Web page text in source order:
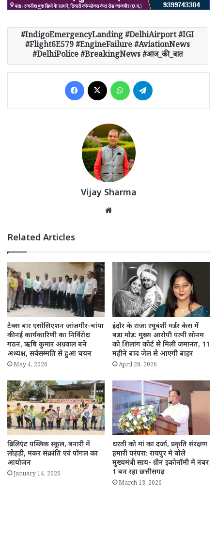
IndigoEmergencyLanding #DelhiAirport #IGI
#Flight6E579 #EngineFailure #AviationNews
#DelhiPolice #BreakingNews #आज_की_बात
Facebook WhatsApp
Vijay Sharma
Related Articles
टैक्स बार एसोसिएशन जांजगीर-चांपा
की नई कार्यकारिणी का निर्विरोध
गठन, ऋषि कुमार अग्रवाल बने
अध्यक्ष, सर्वसम्मति से हुआ चयन
May 4, 2026
इंदौर के राजा रघुवंशी मर्डर केस में
बड़ा मोड़: मुख्य आरोपी पत्नी सोनम
को शिलांग कोर्ट से मिली जमानत, 11
महीने बाद जेल से आएगी बाहर
April 28, 2026
ब्रिलिएंट पब्लिक स्कूल, बनारी में
लोहड़ी, मकर संक्रांति एवं पोंगल का
आयोजन
January 14, 2026
धरती को मां का दर्जा, प्रकृति संरक्षण
हमारी परंपरा: रायपुर में बोले
मुख्यमंत्री साय- ग्रीन इकोनॉमी में नंबर
1 बन रहा छत्तीसगढ़
March 13, 2026